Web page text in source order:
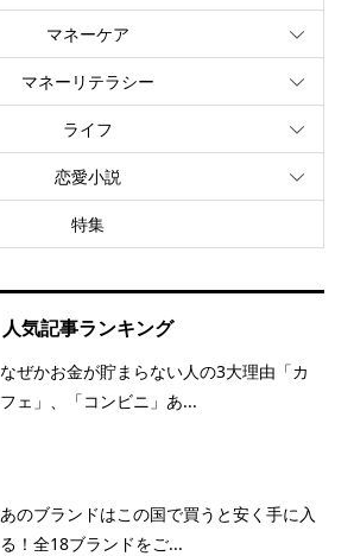
マネーケア
マネーリテラシー
ライフ
恋愛小説
特集
人気記事ランキング
なぜかお金が貯まらない人の3大理由「カ
フェ」、「コンビニ」あ...
あのブランドはこの国で買うと安く手に入
る！全18ブランドをご...